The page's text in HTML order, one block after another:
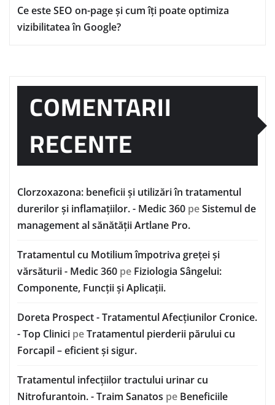
Ce este SEO on-page și cum îți poate optimiza
vizibilitatea în Google?
COMENTARII
RECENTE
Clorzoxazona: beneficii și utilizări în tratamentul
durerilor și inflamațiilor. - Medic 360 peSistemul de
management al sănătății Artlane Pro.
Tratamentul cu Motilium împotriva greței și
vărsăturii - Medic 360 pe Fiziologia Sângelui:
Componente, Funcții și Aplicații.
Doreta Prospect - Tratamentul Afecțiunilor Cronice.
- Top Clinici peTratamentul pierderii părului cu
Forcapil – eficient și sigur.
Tratamentul infecțiilor tractului urinar cu
Nitrofurantoin. - Traim Sanatos pe Beneficiile